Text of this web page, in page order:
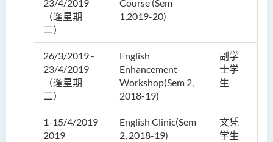
23/4/2019
（逢星期
二）
Course (Sem
1,2019-20)
26/3/2019 -
23/4/2019
（逢星期
二）
English
Enhancement
Workshop(Sem 2,
2018-19)
副学
士学
生
1-15/4/2019
2019
English Clinic(Sem
2, 2018-19)
文凭
学生